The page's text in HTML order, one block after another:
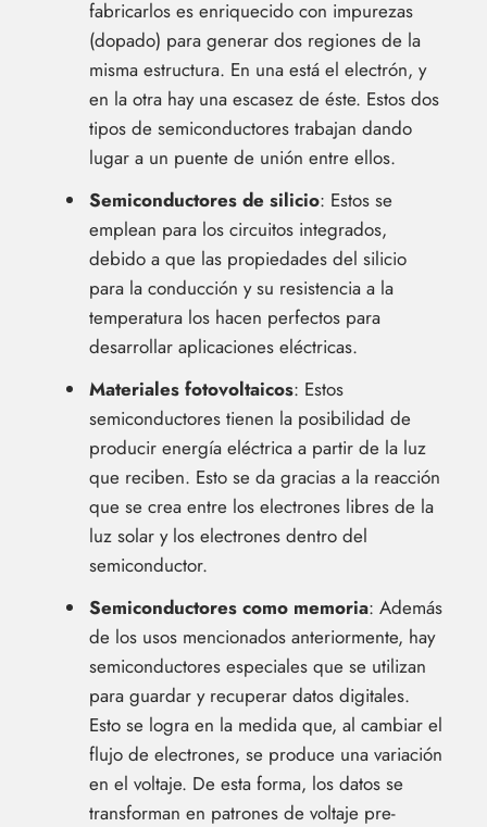
fabricarlos es enriquecido con impurezas
(dopado) para generar dos regiones de la
misma estructura. En una está el electrón, y
en la otra hay una escasez de éste. Estos dos
tipos de semiconductores trabajan dando
lugar a un puente de unión entre ellos.
Semiconductores de silicio: Estos se
emplean para los circuitos integrados,
debido a que las propiedades del silicio
para la conducción y su resistencia a la
temperatura los hacen perfectos para
desarrollar aplicaciones eléctricas.
Materiales fotovoltaicos: Estos
semiconductores tienen la posibilidad de
producir energía eléctrica a partir de la luz
que reciben. Esto se da gracias a la reacción
que se crea entre los electrones libres de la
luz solar y los electrones dentro del
semiconductor.
Semiconductores como memoria: Además
de los usos mencionados anteriormente, hay
semiconductores especiales que se utilizan
para guardar y recuperar datos digitales.
Esto se logra en la medida que, al cambiar el
flujo de electrones, se produce una variación
en el voltaje. De esta forma, los datos se
transforman en patrones de voltaje pre-